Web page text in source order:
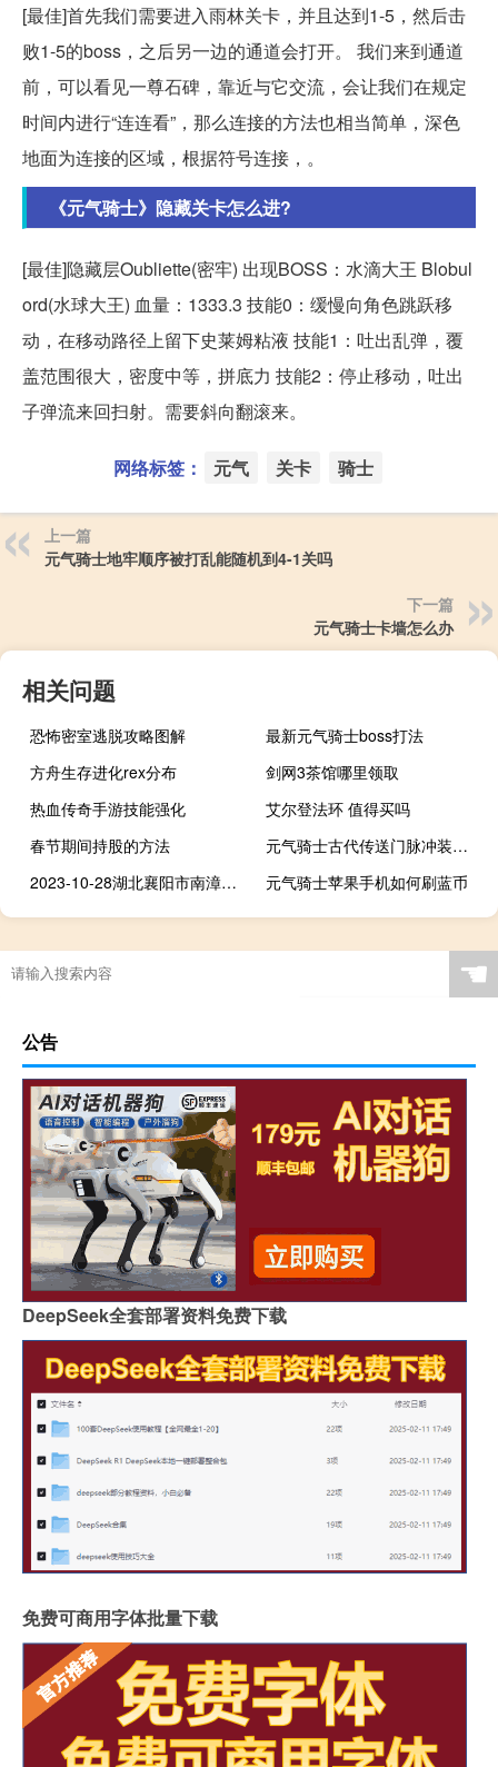
[最佳]首先我们需要进入雨林关卡，并且达到1-5，然后击
败1-5的boss，之后另一边的通道会打开。 我们来到通道
前，可以看见一尊石碑，靠近与它交流，会让我们在规定
时间内进行“连连看”，那么连接的方法也相当简单，深色
地面为连接的区域，根据符号连接，。
《元气骑士》隐藏关卡怎么进?
[最佳]隐藏层Oubliette(密牢) 出现BOSS：水滴大王 Blobul
ord(水球大王) 血量：1333.3 技能0：缓慢向角色跳跃移
动，在移动路径上留下史莱姆粘液 技能1：吐出乱弹，覆
盖范围很大，密度中等，拼底力 技能2：停止移动，吐出
子弹流来回扫射。需要斜向翻滚来。
网络标签： 元气 关卡 骑士
上一篇
元气骑士地牢顺序被打乱能随机到4-1关吗
下一篇
元气骑士卡墙怎么办
相关问题
恐怖密室逃脱攻略图解
最新元气骑士boss打法
方舟生存进化rex分布
剑网3茶馆哪里领取
热血传奇手游技能强化
艾尔登法环 值得买吗
春节期间持股的方法
元气骑士古代传送门脉冲装置有什么用
2023-10-28湖北襄阳市南漳县(松树菌)的报价是多少
元气骑士苹果手机如何刷蓝币
☚
公告
DeepSeek全套部署资料免费下载
免费可商用字体批量下载